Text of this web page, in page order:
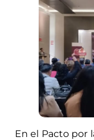
En el Pacto por